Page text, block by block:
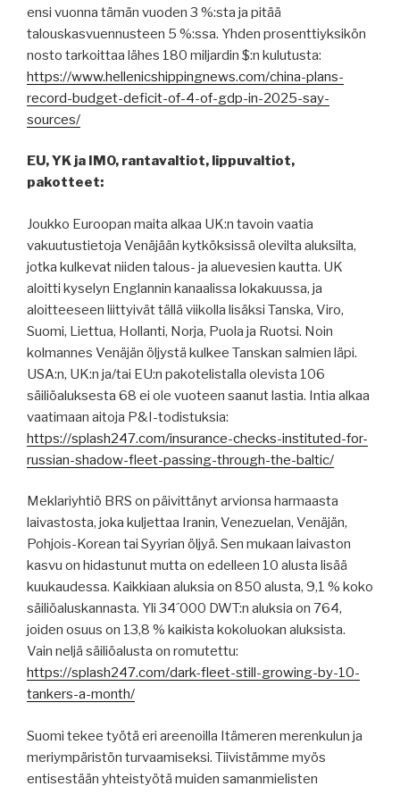
ensi vuonna tämän vuoden 3 %:sta ja pitää
talouskasvuennusteen 5 %:ssa. Yhden prosenttiyksikön
nosto tarkoittaa lähes 180 miljardin $:n kulutusta:
https://www.hellenicshippingnews.com/china-plans-
record-budget-deficit-of-4-of-gdp-in-2025-say-
sources/
EU, YK ja IMO, rantavaltiot, lippuvaltiot,
pakotteet:
Joukko Euroopan maita alkaa UK:n tavoin vaatia
vakuutustietoja Venäjään kytköksissä olevilta aluksilta,
jotka kulkevat niiden talous- ja aluevesien kautta. UK
aloitti kyselyn Englannin kanaalissa lokakuussa, ja
aloitteeseen liittyivät tällä viikolla lisäksi Tanska, Viro,
Suomi, Liettua, Hollanti, Norja, Puola ja Ruotsi. Noin
kolmannes Venäjän öljystä kulkee Tanskan salmien läpi.
USA:n, UK:n ja/tai EU:n pakotelistalla olevista 106
säiliöaluksesta 68 ei ole vuoteen saanut lastia. Intia alkaa
vaatimaan aitoja P&I-todistuksia:
https://splash247.com/insurance-checks-instituted-for-
russian-shadow-fleet-passing-through-the-baltic/
Meklariyhtiö BRS on päivittänyt arvionsa harmaasta
laivastosta, joka kuljettaa Iranin, Venezuelan, Venäjän,
Pohjois-Korean tai Syyrian öljyä. Sen mukaan laivaston
kasvu on hidastunut mutta on edelleen 10 alusta lisää
kuukaudessa. Kaikkiaan aluksia on 850 alusta, 9,1 % koko
säiliöaluskannasta. Yli 34´000 DWT:n aluksia on 764,
joiden osuus on 13,8 % kaikista kokoluokan aluksista.
Vain neljä säiliöalusta on romutettu:
https://splash247.com/dark-fleet-still-growing-by-10-
tankers-a-month/
Suomi tekee työtä eri areenoilla Itämeren merenkulun ja
meriympäristön turvaamiseksi. Tiivistämme myös
entisestään yhteistyötä muiden samanmielisten